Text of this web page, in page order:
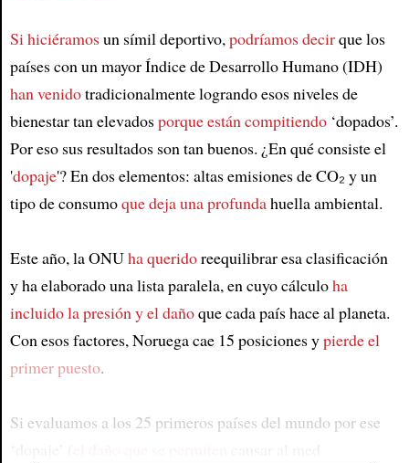
Si hiciéramosun símil deportivo,podríamos decirque los
países con un mayor Índice de Desarrollo Humano (IDH)
han venidotradicionalmente logrando esos niveles de
bienestar tan elevadosporque están compitiendo‘dopados’.
Por eso sus resultados son tan buenos. ¿En qué consiste el
'dopaje'? En dos elementos: altas emisiones de CO₂ y un
tipo de consumoque deja una profundahuella ambiental.
Este año, la ONUha queridoreequilibrar esa clasificación
y ha elaborado una lista paralela, en cuyo cálculoha
incluido la presióny el dañoque cada país hace al planeta.
Con esos factores, Noruega cae 15 posiciones ypierde el
primer puesto.
Si evaluamos a los 25 primeros países del mundo por ese